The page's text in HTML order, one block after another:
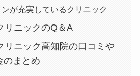
が充実しているクリニック
リニックのQ＆A
リニック高知院の口コミや
のまとめ